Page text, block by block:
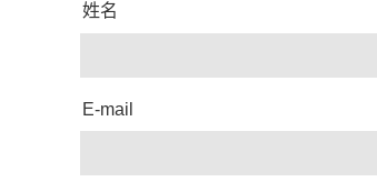
姓名
E-mail